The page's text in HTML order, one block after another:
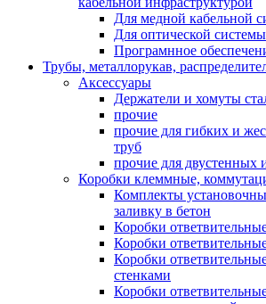
Для медной кабельной
Для оптической системы
Програмнное
Трубы, металлорукав,
Аксессуары
Держатели и хомуты
прочие
прочие для гибких и
труб
прочие для двустенных
Коробки клеммные,
Комплекты
заливку в бетон
Коробки
Коробки
Коробки
стенками
Коробки